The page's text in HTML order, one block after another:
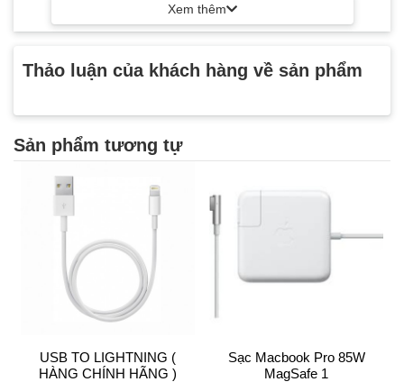
- Thiết kế thân thiện, gọn nhẹ
Xem thêm
Thảo luận của khách hàng về sản phẩm
Sản phẩm tương tự
USB TO LIGHTNING (
HÀNG CHÍNH HÃNG )
Sạc Macbook Pro 85W
MagSafe 1